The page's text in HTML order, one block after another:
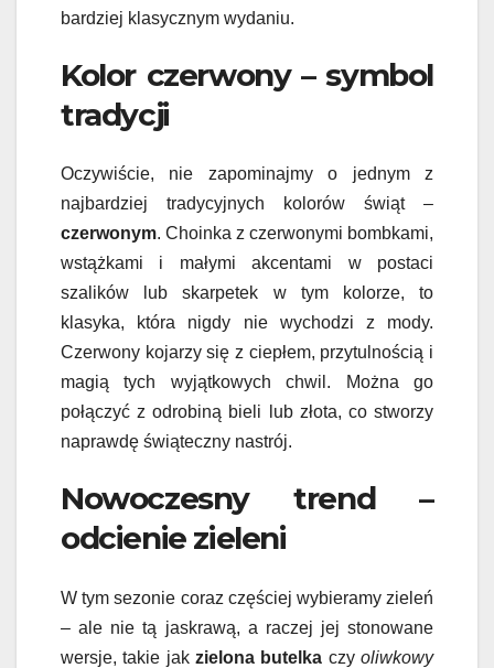
bardziej klasycznym wydaniu.
Kolor czerwony – symbol
tradycji
Oczywiście, nie zapominajmy o jednym z
najbardziej tradycyjnych kolorów świąt –
czerwonym. Choinka z czerwonymi bombkami,
wstążkami i małymi akcentami w postaci
szalików lub skarpetek w tym kolorze, to
klasyka, która nigdy nie wychodzi z mody.
Czerwony kojarzy się z ciepłem, przytulnością i
magią tych wyjątkowych chwil. Można go
połączyć z odrobiną bieli lub złota, co stworzy
naprawdę świąteczny nastrój.
Nowoczesny trend –
odcienie zieleni
W tym sezonie coraz częściej wybieramy zieleń
– ale nie tą jaskrawą, a raczej jej stonowane
wersje, takie jak zielona butelka czyoliwkowy